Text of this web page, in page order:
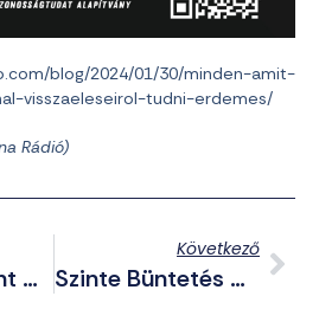
blog/2024/01/30/minden-amit-
visszaeleseirol-tudni-erdemes/
Rádió)
Amerika Megint Hisztizik, Mert Nem Csak Ők Nyúlhattak Bele A Román Választásba
Következő
Szinte Büntetés Nélkül Megússza A 12 Éves Kislányt Fogdosó Pakisztáni